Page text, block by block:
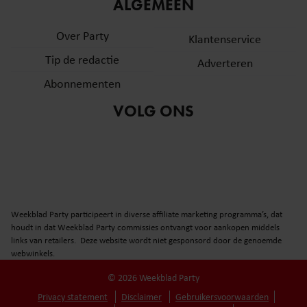
partners kunnen deze gegevens combineren met andere
verzameld op basis van uw gebruik van hun services. U
gaat akkoord met onze cookies als u onze website blijft
ALGEMEEN
Over Party
Tip de redactie
Abonnementen
Klantenservice
Adverteren
VOLG ONS
Weekblad Party participeert in diverse affiliate marketing programma’s, dat
houdt in dat Weekblad Party commissies ontvangt voor aankopen middels
links van retailers. Deze website wordt niet gesponsord door de genoemde
webwinkels.
© 2026 Weekblad Party
Privacy statement
Disclaimer
Gebruikersvoorwaarden